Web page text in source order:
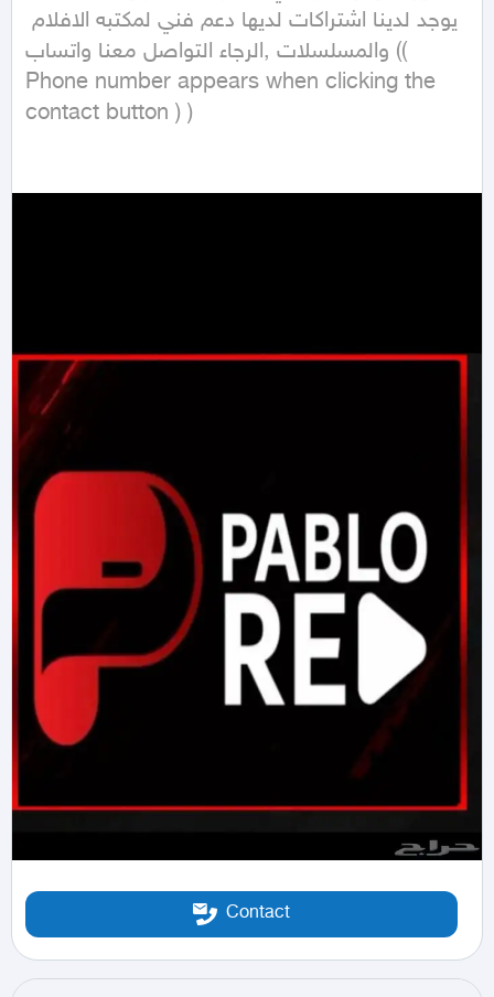
والمسلسلات ,الرجاء التواصل معنا واتساب ((
Phone number appears when clicking the
contact button ) )
Contact